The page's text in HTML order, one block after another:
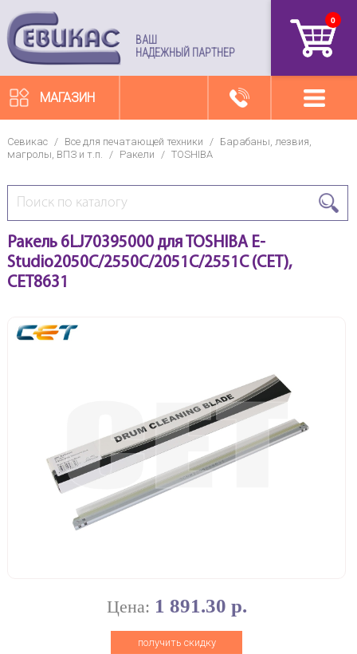
ВАШ
НАДЕЖНЫЙ ПАРТНЕР
0
МАГАЗИН
Севикас / Все для печатающей техники /
Барабаны, лезвия,
магролы, ВПЗ и т.п. / Ракели / TOSHIBA
Ракель 6LJ70395000 для TOSHIBA E-
Studio2050C/2550C/2051C/2551C (CET),
CET8631
Цена: 1 891.30 р.
получить скидку